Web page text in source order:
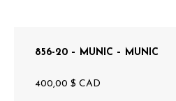
856-20 – MUNIC – MUNIC
400,00 $ CAD